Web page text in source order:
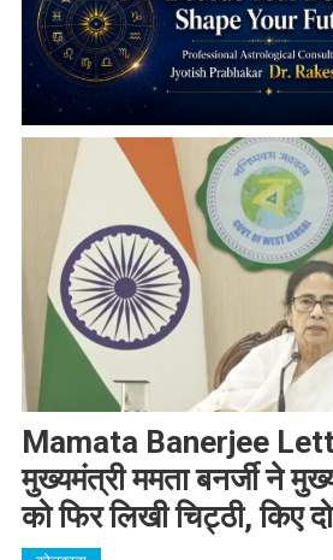
Mamata Banerjee
मुख्यमंत्री ममता बनर्जी ने
को फिर लिखी चिट्ठी, किए